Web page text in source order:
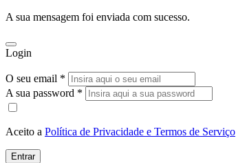
A sua mensagem foi enviada com sucesso.
Login
O seu email *
A sua password *
Aceito a Política de Privacidade e Termos de Serviço
Entrar